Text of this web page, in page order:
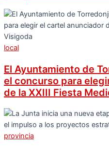
local
El Ayuntamiento de
el concurso para
de la XXIII Fiesta
provincia